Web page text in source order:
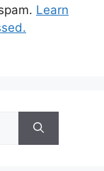
Learn